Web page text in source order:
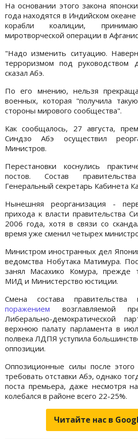
На основании этого закона
года находятся в Индийском
корабли коалиции,
миротворческой операции в
"Надо изменить ситуацию.
терроризмом под руководством
сказал Абэ.
По его мнению, нельзя
военных, которая "получила
стороны мирового сообщества".
Как сообщалось, 27 августа,
Синдзо Абэ осуществил
Министров.
Перестановки коснулись
постов. Состав
Генеральный секретарь Кабинета
Нынешняя реорганизация -
прихода к власти правительства
2006 года, хотя в связи со
время уже сменил четырех
Министром иностранных дел
ведомства Нобутака Матимура.
занял Масахико Комура, прежде
МИД и Министерство юстиции.
Смена состава правительства
поражением возглавляемой
Либерально-демократической
верхнюю палату парламента в
полвека ЛДПЯ уступила
оппозиции.
Оппозиционные силы после
требовать отставки Абэ, однако
поста премьера, даже несмотря
колебался в районе всего 22-25%.
Читайте нас в